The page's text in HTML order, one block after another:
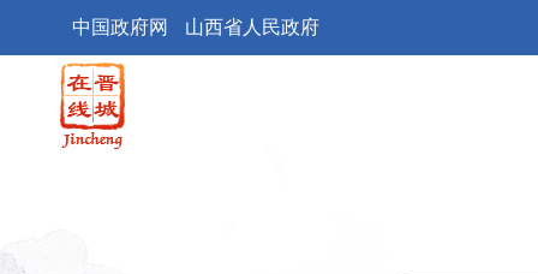
中国政府网 山西省人民政府